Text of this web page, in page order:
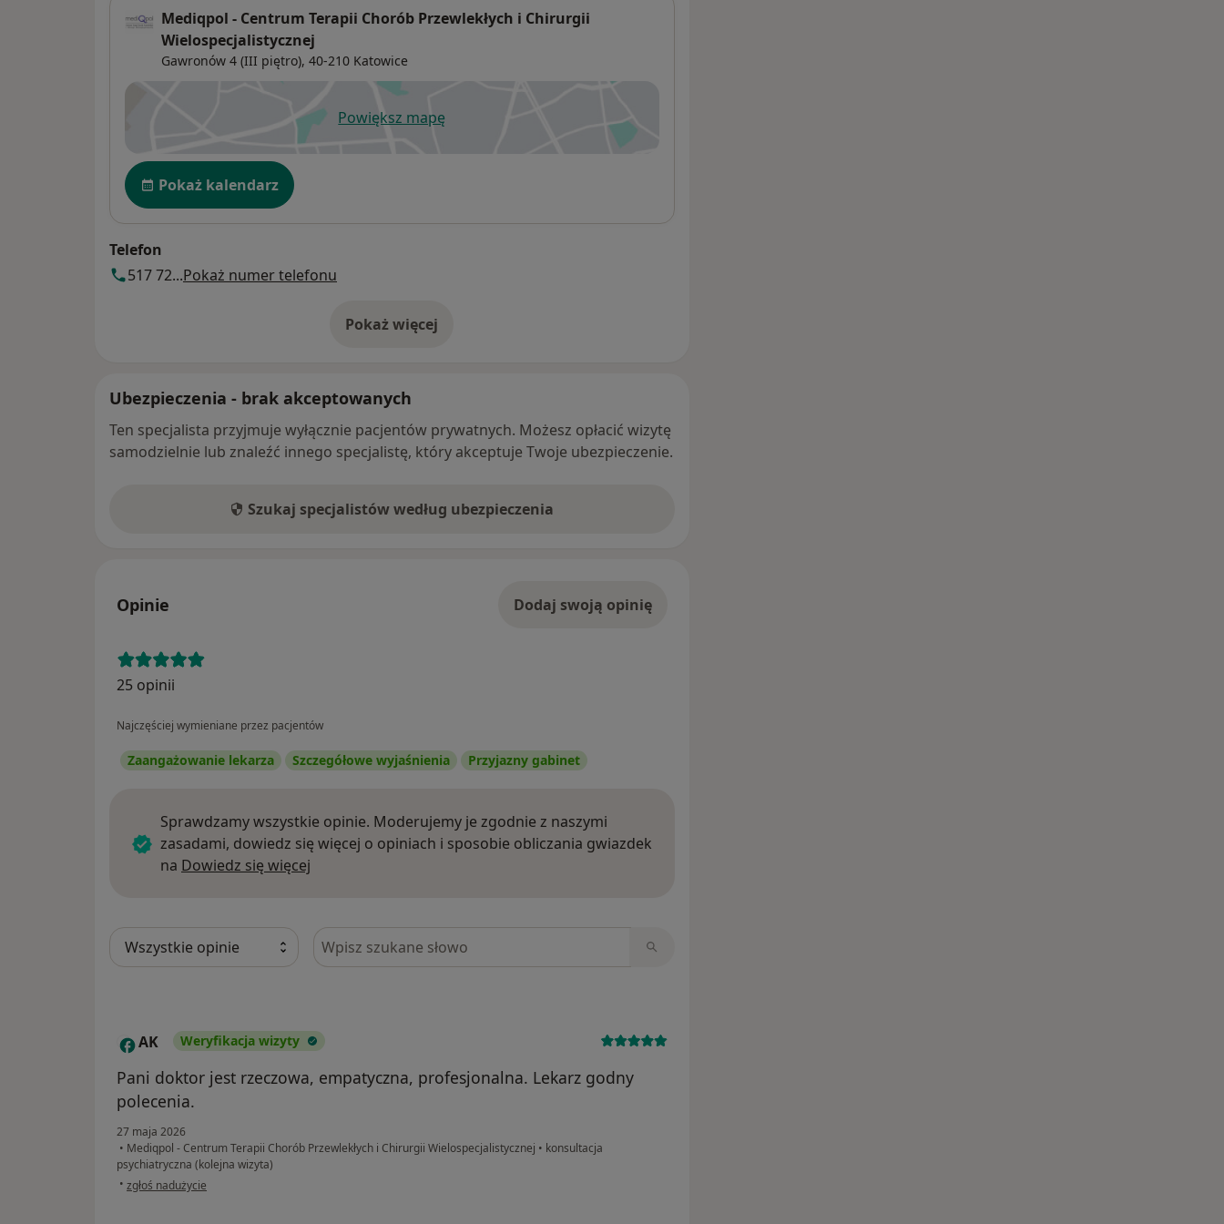
Mediqpol - Centrum Terapii Chorób Przewlekłych i Chirurgii
Wielospecjalistycznej
Gawronów 4 (III piętro), 40-210 Katowice
Powiększ mapęotwiera się w nowej karcie
Dostępność
Pokaż kalendarz
Telefon
517 72...Pokaż numer telefonu
Pokaż więcej
o adresie
Ubezpieczenia - brak akceptowanych
Ten specjalista przyjmuje wyłącznie pacjentów prywatnych. Możesz opłacić wizytę
samodzielnie lub znaleźć innego specjalistę, który akceptuje Twoje ubezpieczenie.
Szukaj specjalistów według ubezpieczenia
Opinie Dodaj swoją opinię
25 opinii
Najczęściej wymieniane przez pacjentów
Zaangażowanie lekarza Szczegółowe wyjaśnienia Przyjazny gabinet
Sprawdzamy wszystkie opinie. Moderujemy je zgodnie z naszymi
zasadami, dowiedz się więcej o opiniach i sposobie obliczania gwiazdek
na Dowiedz się więcej
Szukaj w opiniach
A AK Weryfikacja wizyty
Pani doktor jest rzeczowa, empatyczna, profesjonalna. Lekarz godny
polecenia.
27 maja 2026
• Mediqpol - Centrum Terapii Chorób Przewlekłych i Chirurgii Wielospecjalistycznej • konsultacja
psychiatryczna (kolejna wizyta)
• w opinii użytkownika AK
zgłoś nadużycie